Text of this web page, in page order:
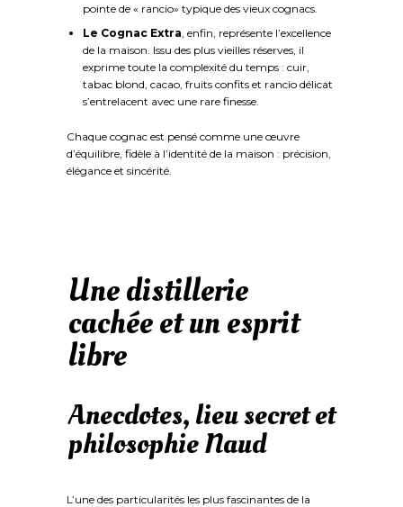
pointe de « rancio» typique des vieux cognacs.
Le Cognac Extra, enfin, représente l’excellence
de la maison. Issu des plus vieilles réserves, il
exprime toute la complexité du temps : cuir,
tabac blond, cacao, fruits confits et rancio délicat
s’entrelacent avec une rare finesse.
Chaque cognac est pensé comme une œuvre
d’équilibre, fidèle à l’identité de la maison : précision,
élégance et sincérité.
Une distillerie
cachée et un esprit
libre
Anecdotes, lieu secret et
philosophie Naud
L’une des particularités les plus fascinantes de la